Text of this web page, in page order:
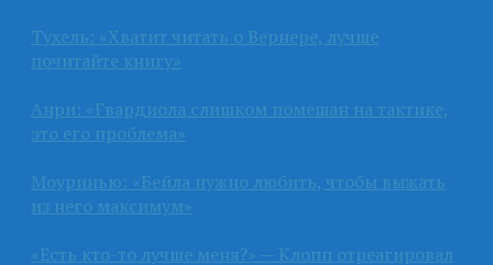
Тухель: «Хватит читать о Вернере, лучше
почитайте книгу»
Анри: «Гвардиола слишком помешан на тактике,
это его проблема»
Моуринью: «Бейла нужно любить, чтобы выжать
из него максимум»
«Есть кто-то лучше меня?» — Клопп отреагировал